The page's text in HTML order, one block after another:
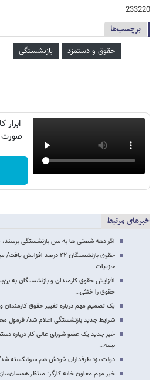
233220
برچسب‌ها
حقوق و دستمزد بازنشستگی
صورت
خبرهای مرتبط
اگر دهه شصتی ها به سن بازنشستگی
حقوق بازنشستگان ۴۲ درصد
جزییات
حقوق را خنثی…
یک تصمیم مهم درباره تغییر حقوق کارمندان
شرایط جدید بازنشستگی اعلام شد/ فرمول
خبر جدید یک عضو شورای عالی کار درباره
نیمه…
دولت نزد طرفداران خودش هم سرشکسته
خبر مهم معاون خانه کارگر: منتظر